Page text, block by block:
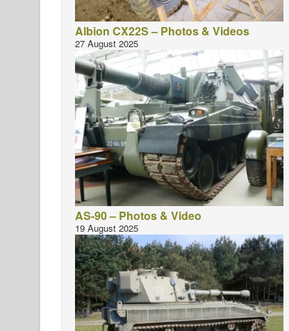
Albion CX22S – Photos & Videos
27 August 2025
AS-90 – Photos & Video
19 August 2025